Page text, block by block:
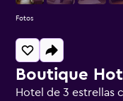
Boutique
Hotel de 3 estrellas
Fotos